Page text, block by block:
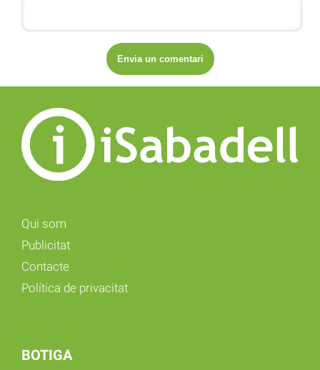
Qui som
Publicitat
Contacte
Política de privacitat
BOTIGA